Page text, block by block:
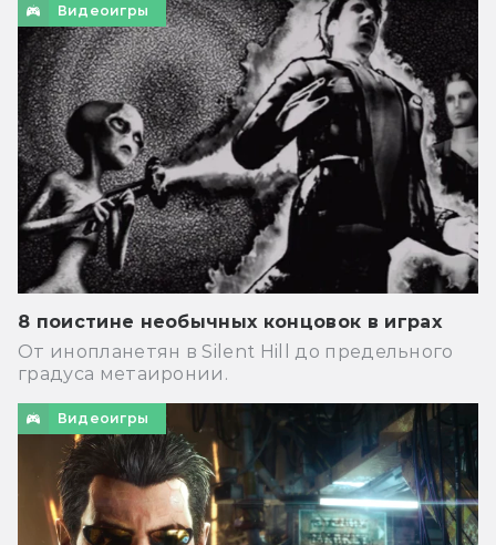
Видеоигры
8 поистине необычных концовок в играх
От инопланетян в Silent Hill до предельного
градуса метаиронии.
Видеоигры